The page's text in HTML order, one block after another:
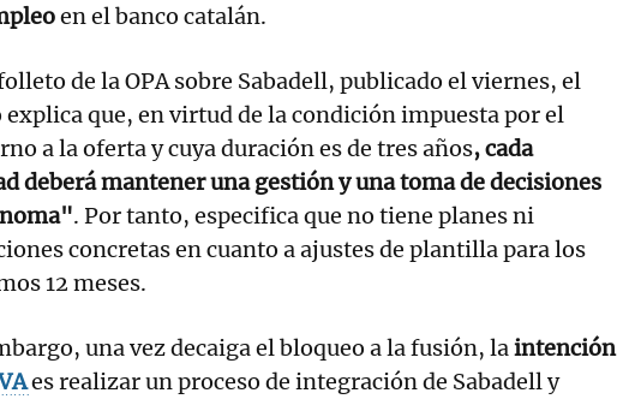
en el banco catalán.
de la OPA sobre Sabadell, publicado el viernes, el
explica que, en virtud de la condición impuesta por el
a la oferta y cuya duración es de tres años, cada
deberá mantener una gestión y una toma de decisiones
. Por tanto, especifica que no tiene planes ni
concretas en cuanto a ajustes de plantilla para los
12 meses.
una vez decaiga el bloqueo a la fusión, laintención
es realizar un proceso de integración de Sabadell y